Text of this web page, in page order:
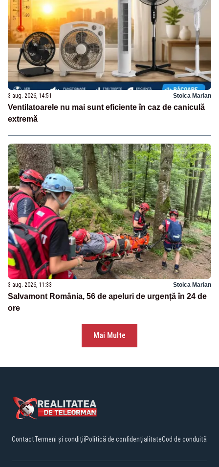
3 aug. 2026, 14:51 Stoica Marian
Ventilatoarele nu mai sunt eficiente în caz de caniculă
extremă
3 aug. 2026, 11:33 Stoica Marian
Salvamont România, 56 de apeluri de urgență în 24 de
ore
Mai Multe
ContactTermeni și condițiiPolitică de confidențialitateCod de conduită